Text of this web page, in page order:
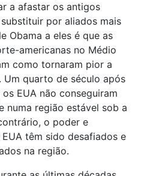
a afastar os antigos
por aliados mais
Obama a eles é que as
americanas no Médio
como tornaram pior a
Um quarto de século após
os EUA não conseguiram
numa região estável sob a
o poder e
têm sido desafiados e
na região.